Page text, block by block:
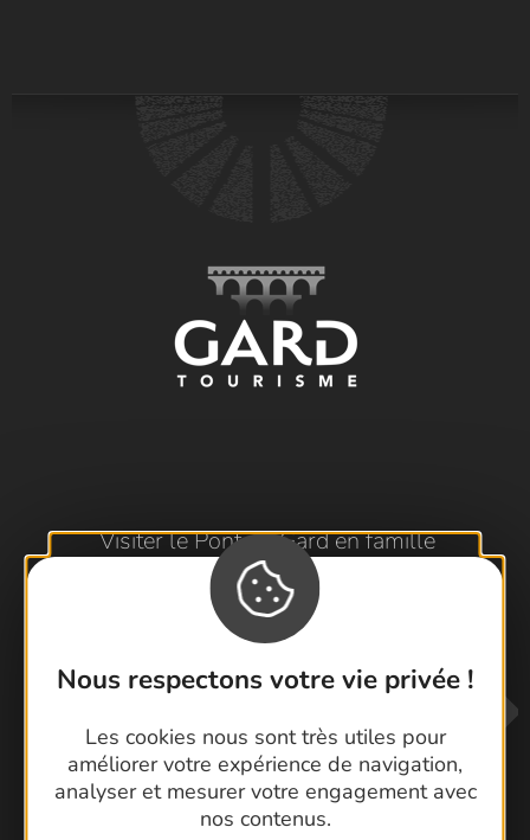
Nous respectons votre vie privée !
Les cookies nous sont très utiles pour
améliorer votre expérience de navigation,
analyser et mesurer votre engagement avec
nos contenus.
Visiter le Pont du Gard en famille
Les Arènes de Nîmes
Escapade en Camargue
Randonnée en Cévennes